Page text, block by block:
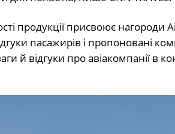
продукції присвоює нагороди
пасажирів і пропоновані
й відгуки про авіакомпанії в